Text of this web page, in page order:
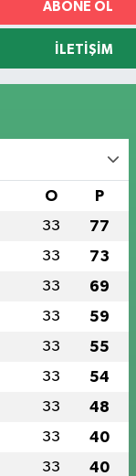
ABONE OL
İLETIŞIM
O P
33 77
33 73
33 69
33 59
33 55
33 54
33 48
33 40
33 40